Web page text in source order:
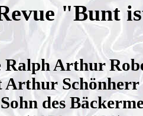
"Bunt
Ralph Arthur
Arthur Schönherr
des